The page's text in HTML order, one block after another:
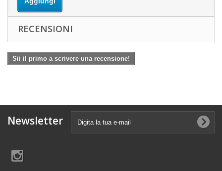
RECENSIONI
Sii il primo a scrivere una recensione!
Newsletter